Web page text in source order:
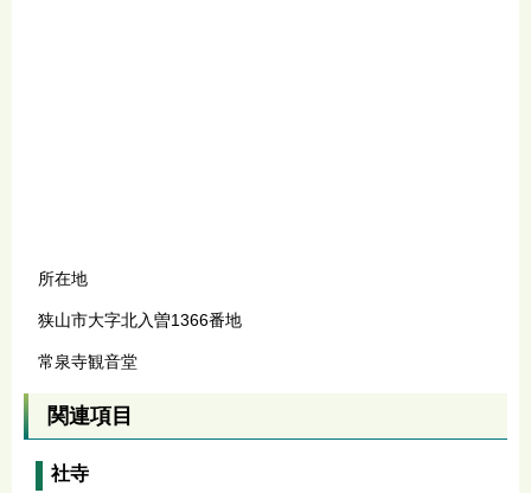
所在地
狭山市大字北入曽1366番地
常泉寺観音堂
関連項目
社寺